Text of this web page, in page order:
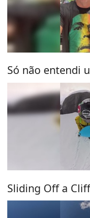
Só não entendi
Sliding Off a